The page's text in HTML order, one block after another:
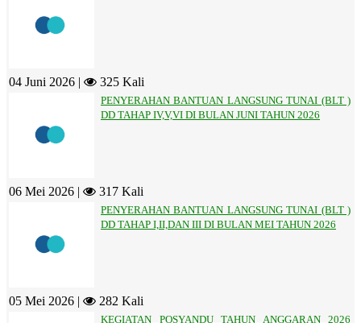
04 Juni 2026 | 325 Kali
PENYERAHAN BANTUAN LANGSUNG TUNAI (BLT )
DD TAHAP IV,V,VI DI BULAN JUNI TAHUN 2026
06 Mei 2026 | 317 Kali
PENYERAHAN BANTUAN LANGSUNG TUNAI (BLT )
DD TAHAP I,II,DAN III DI BULAN MEI TAHUN 2026
05 Mei 2026 | 282 Kali
KEGIATAN POSYANDU TAHUN ANGGARAN 2026